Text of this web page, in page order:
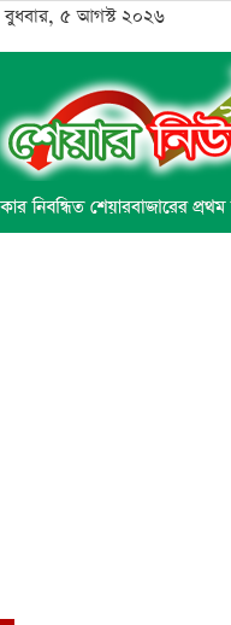
বুধবার, ৫ আগস্ট ২০২৬